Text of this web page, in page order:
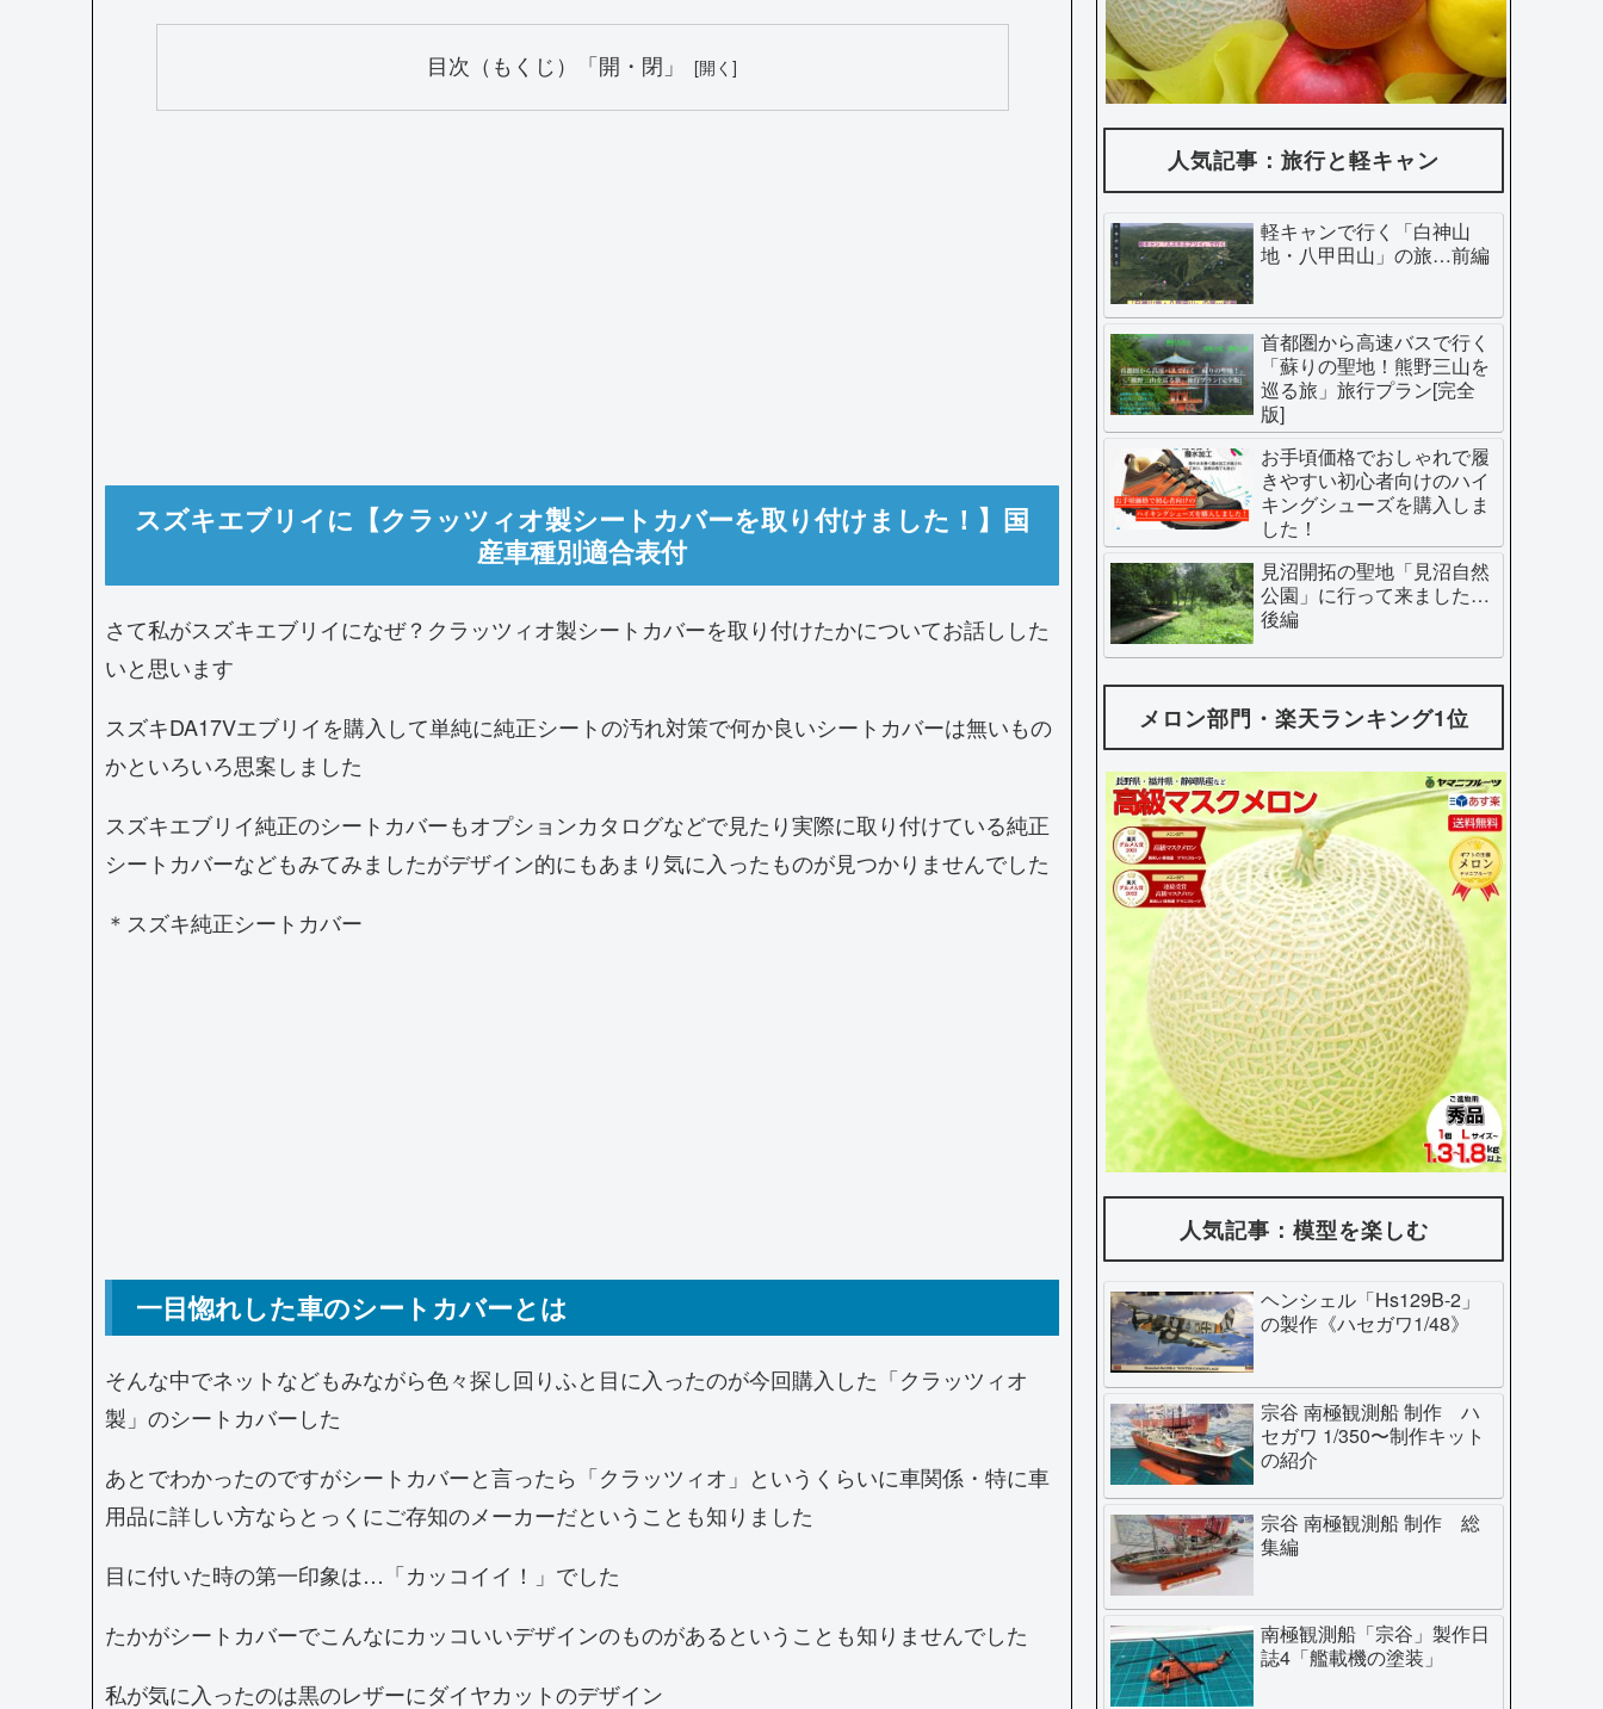
目次（もくじ）「開・閉」
スズキエブリイに【クラッツィオ製シートカバーを取り付けました！】国
産車種別適合表付
さて私がスズキエブリイになぜ？クラッツィオ製シートカバーを取り付けたかについてお話しした
いと思います
スズキDA17Vエブリイを購入して単純に純正シートの汚れ対策で何か良いシートカバーは無いもの
かといろいろ思案しました
スズキエブリイ純正のシートカバーもオプションカタログなどで見たり実際に取り付けている純正
シートカバーなどもみてみましたがデザイン的にもあまり気に入ったものが見つかりませんでした
＊スズキ純正シートカバー
一目惚れした車のシートカバーとは
そんな中でネットなどもみながら色々探し回りふと目に入ったのが今回購入した「クラッツィオ
製」のシートカバーした
あとでわかったのですがシートカバーと言ったら「クラッツィオ」というくらいに車関係・特に車
用品に詳しい方ならとっくにご存知のメーカーだということも知りました
目に付いた時の第一印象は…「カッコイイ！」でした
たかがシートカバーでこんなにカッコいいデザインのものがあるということも知りませんでした
私が気に入ったのは黒のレザーにダイヤカットのデザイン
人気記事：旅行と軽キャン
軽キャンで行く「白神山
地・八甲田山」の旅…前編
首都圏から高速バスで行く
「蘇りの聖地！熊野三山を
巡る旅」旅行プラン[完全
版]
お手頃価格でおしゃれで履
きやすい初心者向けのハイ
キングシューズを購入しま
した！
見沼開拓の聖地「見沼自然
公園」に行って来ました…
後編
メロン部門・楽天ランキング1位
人気記事：模型を楽しむ
ヘンシェル「Hs129B-2」
の製作《ハセガワ1/48》
宗谷 南極観測船 制作 ハ
セガワ 1/350〜制作キット
の紹介
宗谷 南極観測船 制作 総
集編
南極観測船「宗谷」製作日
誌4「艦載機の塗装」